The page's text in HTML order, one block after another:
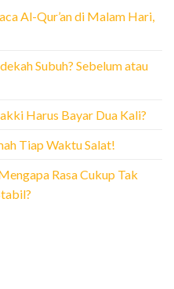
Al-Qur’an di Malam Hari,
Subuh? Sebelum atau
Harus Bayar Dua Kali?
Tiap Waktu Salat!
Rasa Cukup Tak